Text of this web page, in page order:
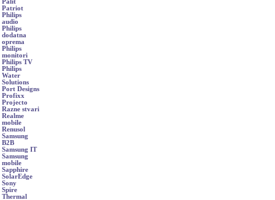
Palit
Patriot
Philips
audio
Philips
dodatna
oprema
Philips
monitori
Philips TV
Philips
Water
Solutions
Port Designs
Profixx
Projecto
Razne stvari
Realme
mobile
Renusol
Samsung
B2B
Samsung IT
Samsung
mobile
Sapphire
SolarEdge
Sony
Spire
Thermal